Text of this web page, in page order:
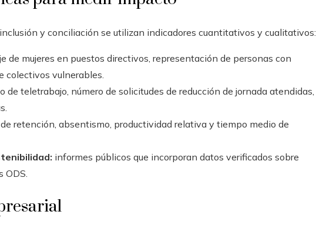
y conciliación se utilizan indicadores cuantitativos y cualitativos:
de mujeres en puestos directivos, representación de personas con
colectivos vulnerables.
de teletrabajo, número de solicitudes de reducción de jornada atendidas,
retención, absentismo, productividad relativa y tiempo medio de
informes públicos que incorporan datos verificados sobre
ODS.